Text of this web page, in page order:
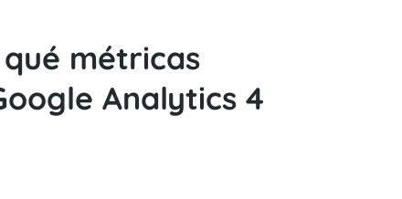
métricas
Analytics 4